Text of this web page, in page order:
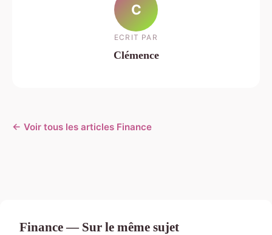
C
ECRIT PAR
Clémence
← Voir tous les articles Finance
Finance — Sur le même sujet